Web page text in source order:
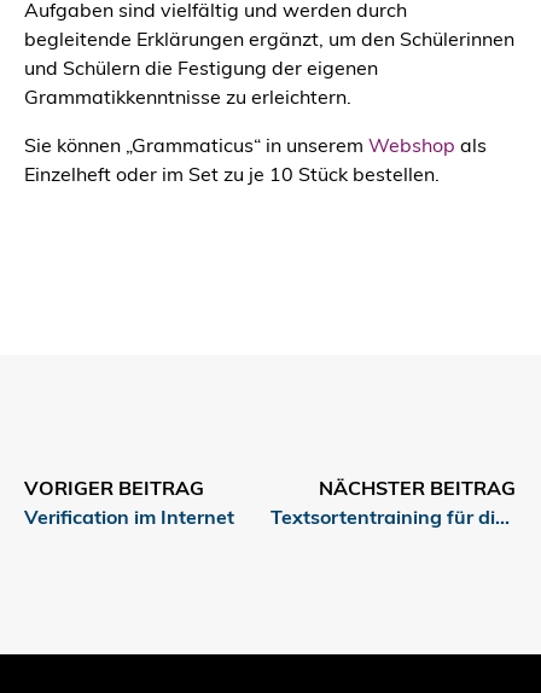
Aufgaben sind vielfältig und werden durch
begleitende Erklärungen ergänzt, um den Schülerinnen
und Schülern die Festigung der eigenen
Grammatikkenntnisse zu erleichtern.
Sie können „Grammaticus“ in unserem Webshop als
Einzelheft oder im Set zu je 10 Stück bestellen.
VORIGER BEITRAG
Verification im Internet
NÄCHSTER BEITRAG
Textsortentraining für die Sekundarstufe I